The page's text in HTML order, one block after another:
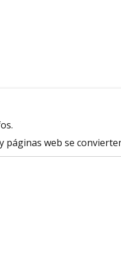
páginas web se